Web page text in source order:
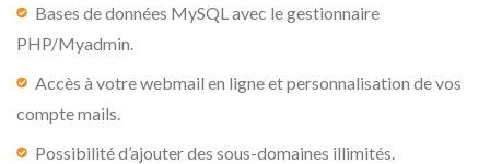
Bases de données MySQL avec le gestionnaire
PHP/Myadmin.
Accès à votre webmail en ligne et personnalisation de vos
compte mails.
Possibilité d’ajouter des sous-domaines illimités.